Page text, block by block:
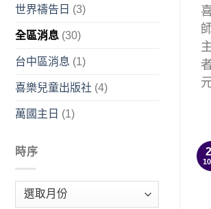
世界禱告日 (3)
全區消息 (30)
台中區消息 (1)
喜樂兒童出版社 (4)
萬國主日 (1)
時序